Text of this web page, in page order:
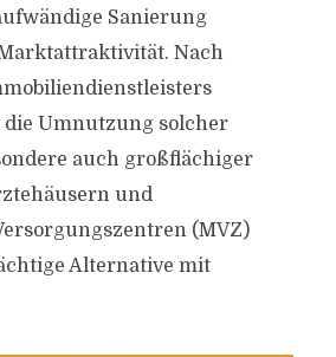
Sanierung
Nach
die Umnutzung solcher
auch großflächiger
und
(MVZ)
Alternative mit